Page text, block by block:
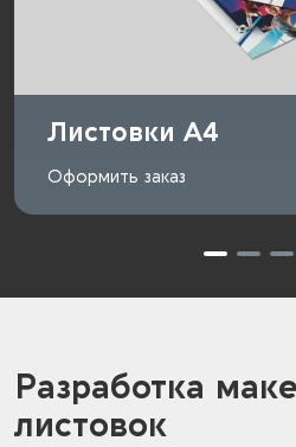
Листовки A4
Оформить заказ
Разработка
листовок